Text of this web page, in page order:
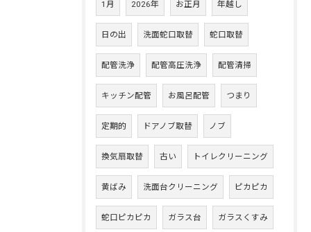
1月 2026年 お正月 年越し
日の出 洗面蛇口取替 蛇口取替
配管洗浄 配管高圧洗浄 配管清掃
キッチン配管 お風呂配管 つまり
定期的 ドアノブ取替 ノブ
換気扇取替 古い トイレクリーニング
黄ばみ 洗面台クリーニング ピカピカ
蛇口ピカピカ ガラス台 ガラスくすみ